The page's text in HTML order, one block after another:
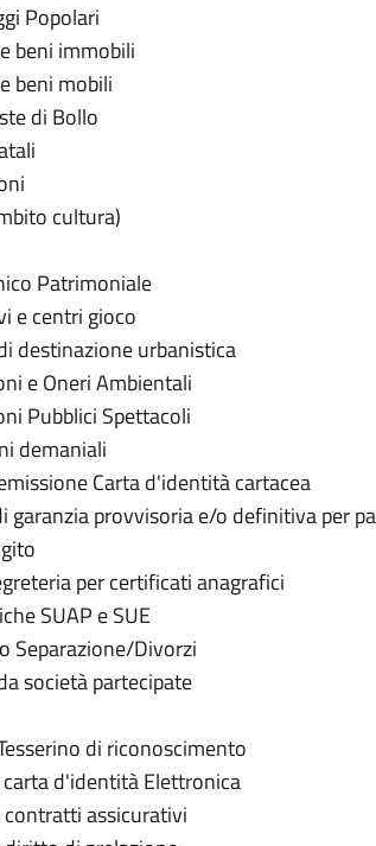
Popolari
beni immobili
beni mobili
di Bollo
cultura)
Patrimoniale
e centri gioco
destinazione urbanistica
e Oneri Ambientali
Pubblici Spettacoli
demaniali
Carta d'identità cartacea
garanzia provvisoria e/o definitiva per
per certificati anagrafici
SUAP e SUE
Separazione/Divorzi
società partecipate
di riconoscimento
d'identità Elettronica
assicurativi